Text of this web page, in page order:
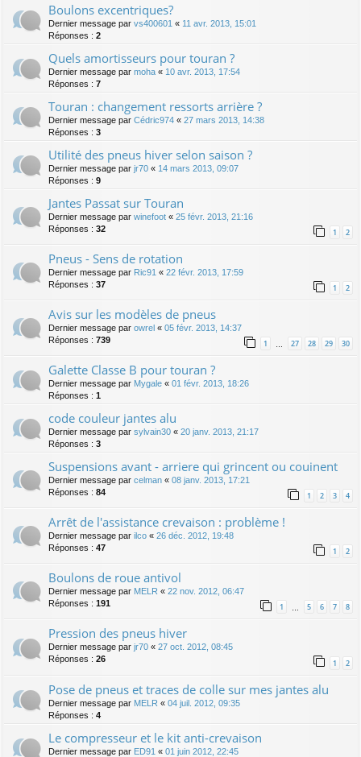
Boulons excentriques?
Dernier message par vs400601 « 11 avr. 2013, 15:01
Réponses : 2
Quels amortisseurs pour touran ?
Dernier message par moha « 10 avr. 2013, 17:54
Réponses : 7
Touran : changement ressorts arrière ?
Dernier message par Cédric974 « 27 mars 2013, 14:38
Réponses : 3
Utilité des pneus hiver selon saison ?
Dernier message par jr70 « 14 mars 2013, 09:07
Réponses : 9
Jantes Passat sur Touran
Dernier message par winefoot « 25 févr. 2013, 21:16
Réponses : 32 1 2
Pneus - Sens de rotation
Dernier message par Ric91 « 22 févr. 2013, 17:59
Réponses : 37 1 2
Avis sur les modèles de pneus
Dernier message par owrel « 05 févr. 2013, 14:37
Réponses : 739 1 … 27 28 29 30
Galette Classe B pour touran ?
Dernier message par Mygale « 01 févr. 2013, 18:26
Réponses : 1
code couleur jantes alu
Dernier message par sylvain30 « 20 janv. 2013, 21:17
Réponses : 3
Suspensions avant - arriere qui grincent ou couinent
Dernier message par celman « 08 janv. 2013, 17:21
Réponses : 84 1 2 3 4
Arrêt de l'assistance crevaison : problème !
Dernier message par ilco « 26 déc. 2012, 19:48
Réponses : 47 1 2
Boulons de roue antivol
Dernier message par MELR « 22 nov. 2012, 06:47
Réponses : 191 1 … 5 6 7 8
Pression des pneus hiver
Dernier message par jr70 « 27 oct. 2012, 08:45
Réponses : 26 1 2
Pose de pneus et traces de colle sur mes jantes alu
Dernier message par MELR « 04 juil. 2012, 09:35
Réponses : 4
Le compresseur et le kit anti-crevaison
Dernier message par ED91 « 01 juin 2012, 22:45